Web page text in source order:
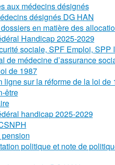
aux médecins désignés
désignés DG HAN
en matière des
Handicap 2025-2029
sociale, SPF Emploi, SPP
de médecine d’assurance
de 1987
sur la réforme de la loi de
être
handicap 2025-2029
politique et note de